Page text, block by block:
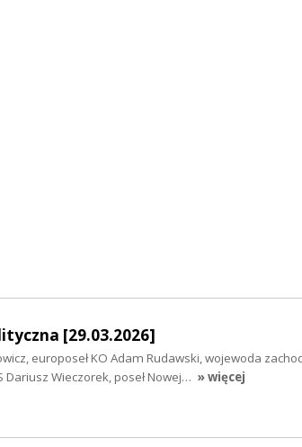
[29.03.2026]
europoseł KO Adam Rudawski, wojewoda
Dariusz Wieczorek, poseł Nowej… » więcej